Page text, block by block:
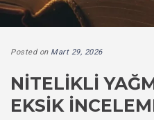
Posted on Mart 29, 2026
NITELIKLI
EKSIK